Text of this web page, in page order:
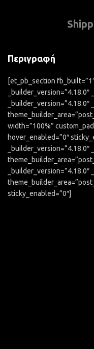
Περιγραφή
[et_pb_section
width=”100%”
hover_enabled=”0″
sticky_enabled=”0″]